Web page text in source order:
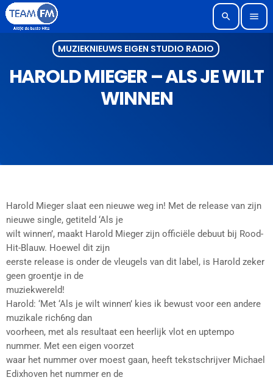
search menu
MUZIEKNIEUWS EIGEN STUDIO RADIO
HAROLD MIEGER – ALS JE WILT
WINNEN
Harold Mieger slaat een nieuwe weg in! Met de release van zijn
nieuwe single, getiteld ‘Als je
wilt winnen’, maakt Harold Mieger zijn officiële debuut bij Rood-
Hit-Blauw. Hoewel dit zijn
eerste release is onder de vleugels van dit label, is Harold zeker
geen groentje in de
muziekwereld!
Harold: ‘Met ‘Als je wilt winnen’ kies ik bewust voor een andere
muzikale rich6ng dan
voorheen, met als resultaat een heerlijk vlot en uptempo
nummer. Met een eigen voorzet
waar het nummer over moest gaan, heeft tekstschrijver Michael
Edixhoven het nummer en de